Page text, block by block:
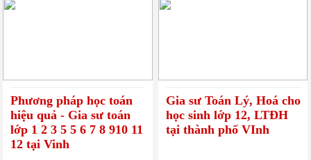
Phương pháp học toán
hiệu quả - Gia sư toán
lớp 1 2 3 5 5 6 7 8 910 11
12 tại Vinh
Gia sư Toán Lý, Hoá cho
học sinh lớp 12, LTĐH
tại thành phố VInh